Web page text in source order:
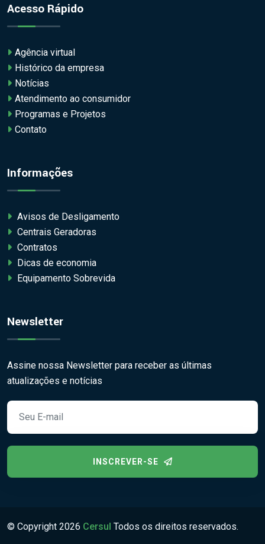
Acesso Rápido
Agência virtual
Histórico da empresa
Notícias
Atendimento ao consumidor
Programas e Projetos
Contato
Informações
Avisos de Desligamento
Centrais Geradoras
Contratos
Dicas de economia
Equipamento Sobrevida
Newsletter
Assine nossa Newsletter para receber as últimas
atualizações e notícias
INSCREVER-SE
© Copyright 2026 Cersul Todos os direitos reservados.